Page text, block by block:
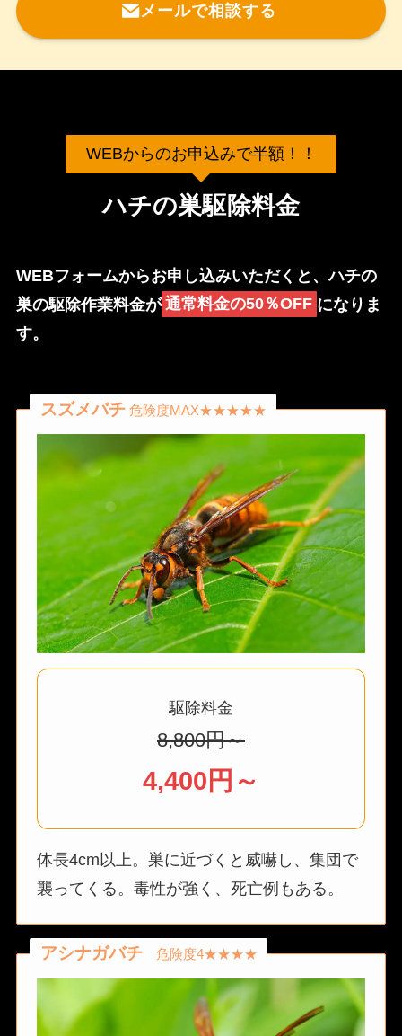
メールで相談する
WEBからのお申込みで半額！！
ハチの巣駆除料金
WEBフォームからお申し込みいただくと、ハチの
巣の駆除作業料金が 通常料金の50％OFF になりま
す。
スズメバチ危険度MAX★★★★★
駆除料金
8,800円～
4,400円～
体長4cm以上。巣に近づくと威嚇し、集団で
襲ってくる。毒性が強く、死亡例もある。
アシナガバチ危険度4★★★★